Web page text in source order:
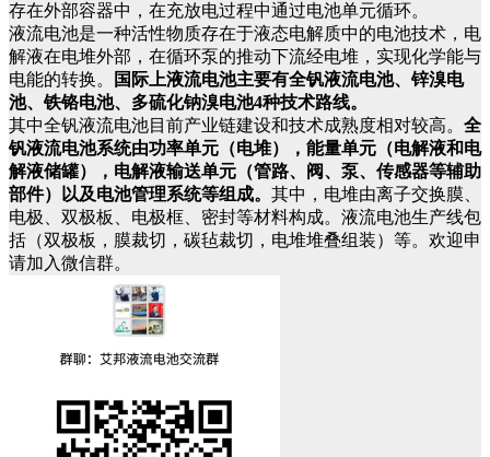
存在外部容器中，在充放电过程中通过电池单元循环。
液流电池是一种活性物质存在于液态电解质中的电池技术，电
解液在电堆外部，在循环泵的推动下流经电堆，实现化学能与
电能的转换。
国际上液流电池主要有全钒液流电池、锌溴电
池、铁铬电池、多硫化钠溴电池4种技术路线。
其中全钒液流电池目前产业链建设和技术成熟度相对较高。 全
钒液流电池系统由功率单元（电堆），能量单元（电解液和电
解液储罐），电解液输送单元（管路、阀、泵、传感器等辅助
部件）以及电池管理系统等组成。 其中，电堆由离子交换膜、
电极、双极板、电极框、密封等材料构成。液流电池生产线包
括（双极板，膜裁切，碳毡裁切，电堆堆叠组装）等。欢迎申
请加入微信群。